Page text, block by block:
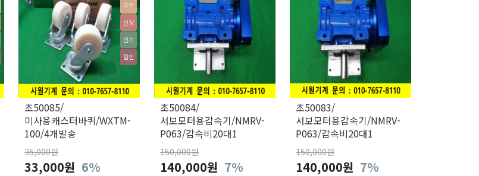
추천
신상
인기
할인
초50085/
미사용캐스터바퀴/WXTM-
100/4개발송
35,000원
33,000원 6%
초50084/
서보모터용감속기/NMRV-
P063/감속비20대1
150,000원
140,000원 7%
초50083/
서보모터용감속기/NMRV-
P063/감속비20대1
150,000원
140,000원 7%